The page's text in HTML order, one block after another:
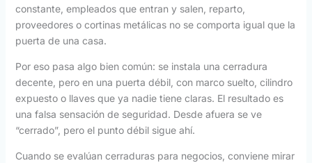
constante, empleados que entran y salen, reparto,
proveedores o cortinas metálicas no se comporta igual que la
puerta de una casa.
Por eso pasa algo bien común: se instala una cerradura
decente, pero en una puerta débil, con marco suelto, cilindro
expuesto o llaves que ya nadie tiene claras. El resultado es
una falsa sensación de seguridad. Desde afuera se ve
“cerrado”, pero el punto débil sigue ahí.
Cuando se evalúan cerraduras para negocios, conviene mirar